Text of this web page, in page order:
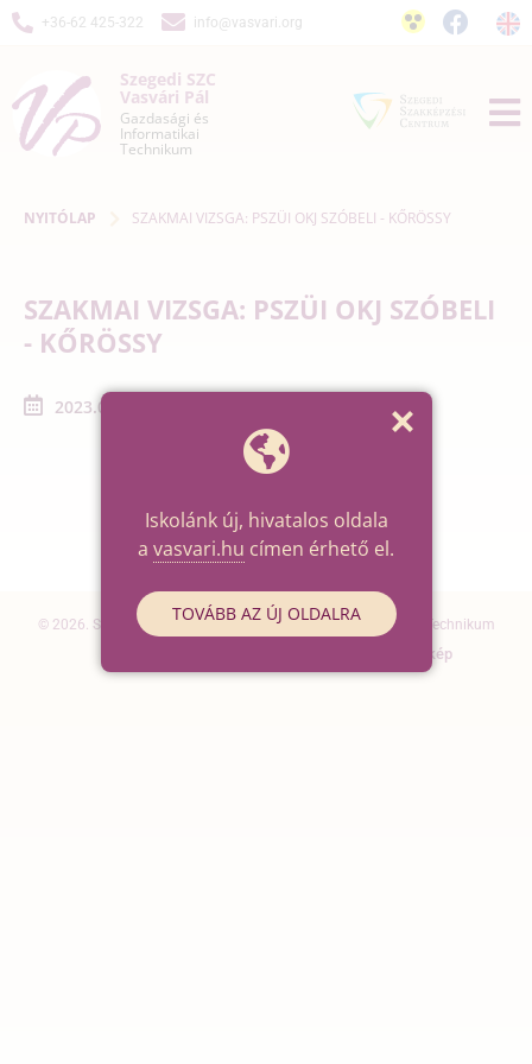
+36-62 425-322 info@vasvari.org
Szegedi SZC
Vasvári Pál
Gazdasági és
Informatikai
Technikum
NYITÓLAP SZAKMAI VIZSGA: PSZÜI OKJ SZÓBELI - KŐRÖSSY
SZAKMAI VIZSGA: PSZÜI OKJ SZÓBELI
- KŐRÖSSY
2023.05.31. - 2023.06.01.
© 2026. Szegedi SZC Vasvári Pál Gazdasági és Informatikai Technikum
Oldaltérkép
Iskolánk új, hivatalos oldala
a vasvari.hu címen érhető el.
TOVÁBB AZ ÚJ OLDALRA